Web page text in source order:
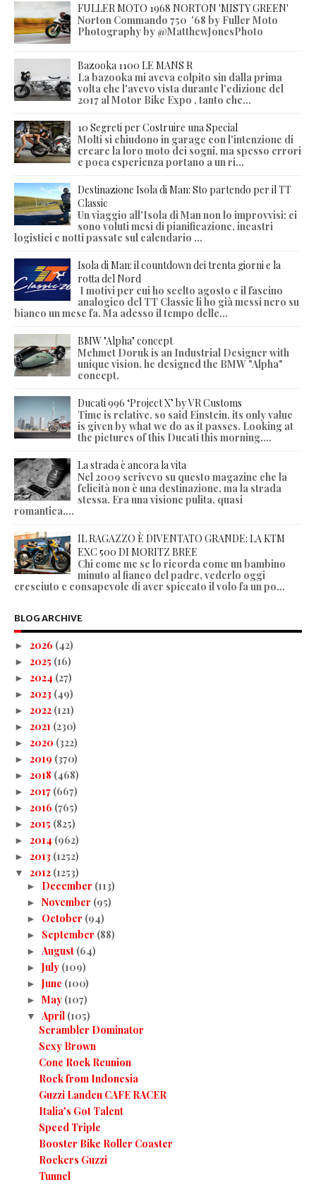
FULLER MOTO 1968 NORTON 'MISTY GREEN'
Norton Commando 750 '68 by Fuller Moto
Photography by @MatthewJonesPhoto
Bazooka 1100 LE MANS R
La bazooka mi aveva colpito sin dalla prima
volta che l'avevo vista durante l'edizione del
2017 al Motor Bike Expo , tanto che...
10 Segreti per Costruire una Special
Molti si chiudono in garage con l'intenzione di
creare la loro moto dei sogni, ma spesso errori
e poca esperienza portano a un ri...
Destinazione Isola di Man: Sto partendo per il TT
Classic
Un viaggio all'Isola di Man non lo improvvisi: ci
sono voluti mesi di pianificazione, incastri
logistici e notti passate sul calendario ...
Isola di Man: il countdown dei trenta giorni e la
rotta del Nord
I motivi per cui ho scelto agosto e il fascino
analogico del TT Classic li ho già messi nero su
bianco un mese fa. Ma adesso il tempo delle...
BMW "Alpha" concept
Mehmet Doruk is an Industrial Designer with
unique vision, he designed the BMW "Alpha"
concept.
Ducati 996 ‘Project X’ by VR Customs
Time is relative, so said Einstein, its only value
is given by what we do as it passes. Looking at
the pictures of this Ducati this morning,...
La strada è ancora la vita
Nel 2009 scrivevo su questo magazine che la
felicità non è una destinazione, ma la strada
stessa. Era una visione pulita, quasi
romantica....
IL RAGAZZO È DIVENTATO GRANDE: LA KTM
EXC 500 DI MORITZ BREE
Chi come me se lo ricorda come un bambino
minuto al fianco del padre, vederlo oggi
cresciuto e consapevole di aver spiccato il volo fa un po...
BLOG ARCHIVE
► 2026 (42)
► 2025 (16)
► 2024 (27)
► 2023 (49)
► 2022 (121)
► 2021 (230)
► 2020 (322)
► 2019 (370)
► 2018 (468)
► 2017 (667)
► 2016 (765)
► 2015 (825)
► 2014 (962)
► 2013 (1252)
▼ 2012 (1253)
► December (113)
► November (95)
► October (94)
► September (88)
► August (64)
► July (109)
► June (100)
► May (107)
▼ April (105)
Scrambler Dominator
Sexy Brown
Cone Rock Reunion
Rock from Indonesia
Guzzi Landen CAFE RACER
Italia's Got Talent
Speed Triple
Booster Bike Roller Coaster
Rockers Guzzi
Tunnel